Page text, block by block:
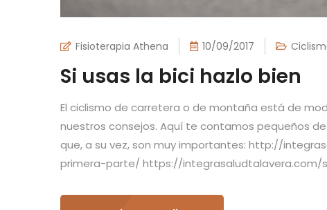
Fisioterapia Athena 10/09/2017
Si usas la bici hazlo bien
El ciclismo de carretera o de montaña está de
nuestros consejos. Aquí te contamos pequeños
que, a su vez, son muy importantes: http://
primera-parte/ https://